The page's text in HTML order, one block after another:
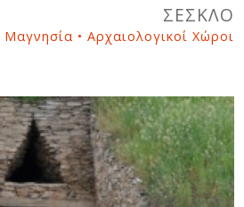
ΣΕΣΚΛΟ
Μαγνησία • Αρχαιολογικοί Χώροι